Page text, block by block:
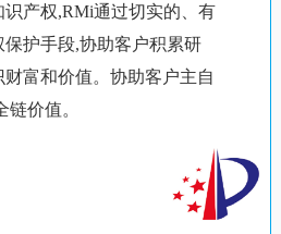
产权,RMi通过切实的、有
护手段,协助客户积累研
富和价值。协助客户主自
价值。